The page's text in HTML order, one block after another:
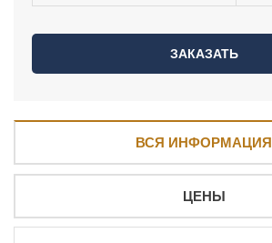
ВСЯ ИНФОРМАЦИЯ
ЦЕНЫ